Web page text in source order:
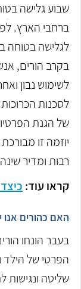
שבוע גלישה
ברחבי הארץ.
לגלישה בטוחה
בקרב הורים,
לשימוש נבון
לסכנות
של הגנת
יוזמה זו
רבות ומדיר שינה
קראו עוד:
האם כהורים אנו
בעבר הונחו
הפרטי של הילד
שליטה ונגישות